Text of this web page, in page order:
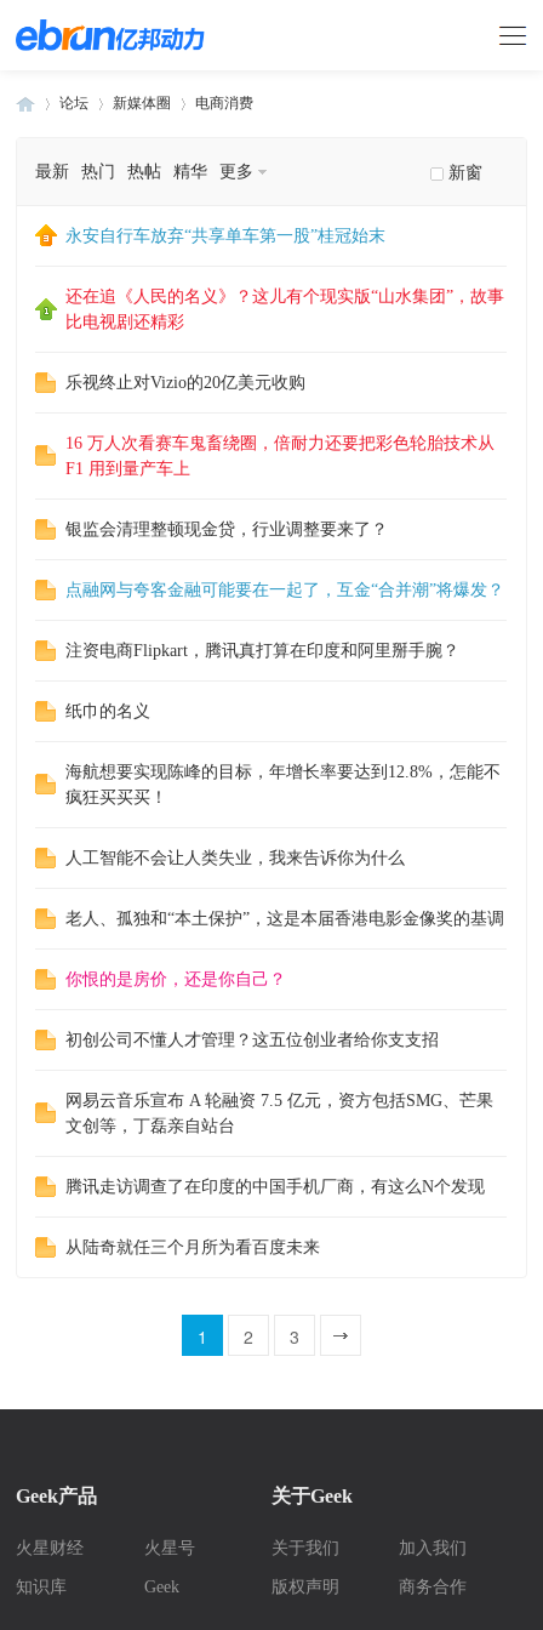
论坛 新媒体圈 电商消费
新窗
最新 热门 热帖 精华 更多
永安自行车放弃“共享单车第一股”桂冠始末
还在追《人民的名义》？这儿有个现实版“山水集团”，故事
比电视剧还精彩
乐视终止对Vizio的20亿美元收购
16 万人次看赛车鬼畜绕圈，倍耐力还要把彩色轮胎技术从
F1 用到量产车上
银监会清理整顿现金贷，行业调整要来了？
点融网与夸客金融可能要在一起了，互金“合并潮”将爆发？
注资电商Flipkart，腾讯真打算在印度和阿里掰手腕？
纸巾的名义
海航想要实现陈峰的目标，年增长率要达到12.8%，怎能不
疯狂买买买！
人工智能不会让人类失业，我来告诉你为什么
老人、孤独和“本土保护”，这是本届香港电影金像奖的基调
你恨的是房价，还是你自己？
初创公司不懂人才管理？这五位创业者给你支支招
网易云音乐宣布 A 轮融资 7.5 亿元，资方包括SMG、芒果
文创等，丁磊亲自站台
腾讯走访调查了在印度的中国手机厂商，有这么N个发现
从陆奇就任三个月所为看百度未来
1 2
3
Geek产品
火星财经 火星号
知识库 Geek
关于Geek
关于我们 加入我们
版权声明 商务合作